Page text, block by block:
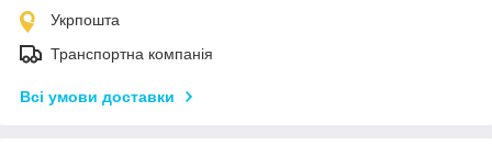
Укрпошта
Транспортна компанія
Всі умови доставки